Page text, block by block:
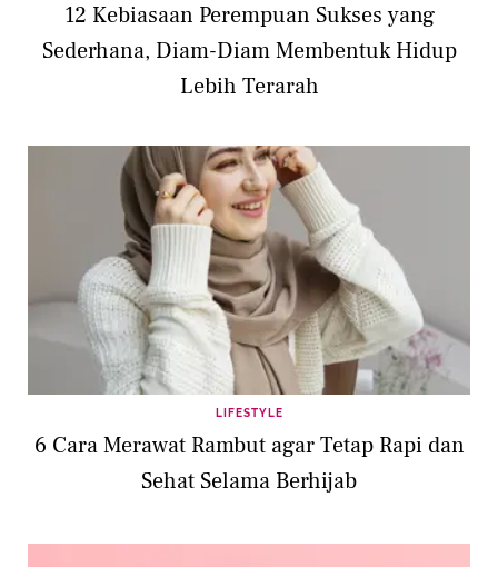
12 Kebiasaan Perempuan Sukses yang
Sederhana, Diam-Diam Membentuk Hidup
Lebih Terarah
LIFESTYLE
6 Cara Merawat Rambut agar Tetap Rapi dan
Sehat Selama Berhijab